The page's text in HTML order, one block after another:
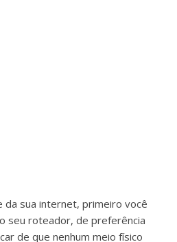
da sua internet, primeiro você
seu roteador, de preferência
de que nenhum meio físico